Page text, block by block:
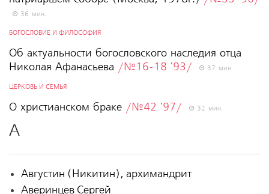
36 мин.
БОГОСЛОВИЕ И ФИЛОСОФИЯ
Об актуальности богословского наследия отца
Николая Афанасьева /№16-18 '93/ 37 мин.
ЦЕРКОВЬ И СЕМЬЯ
О христианском браке /№42 '97/ 32 мин.
А
Августин (Никитин), архимандрит
Аверинцев Сергей